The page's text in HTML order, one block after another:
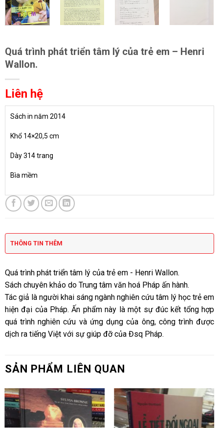
Quá trình phát triển tâm lý của trẻ em – Henri
Wallon.
Liên hệ
Sách in năm 2014
Khổ 14×20,5 cm
Dày 314 trang
Bìa mềm
THÔNG TIN THÊM
Quá trình phát triển tâm lý của trẻ em - Henri Wallon.
Sách chuyên khảo do Trung tâm văn hoá Pháp ấn hành.
Tác giả là người khai sáng ngành nghiên cứu tâm lý học trẻ em
hiện đại của Pháp. Ấn phẩm này là một sự đúc kết tổng hợp
quá trình nghiên cứu và ứng dụng của ông, công trình được
dịch ra tiếng Việt với sự giúp đỡ của Đsq Pháp.
SẢN PHẨM LIÊN QUAN